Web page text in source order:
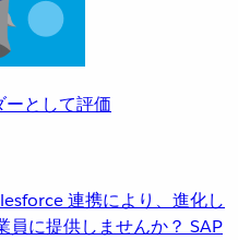
として評価
連携により、進化し
員に提供しませんか？ SAP